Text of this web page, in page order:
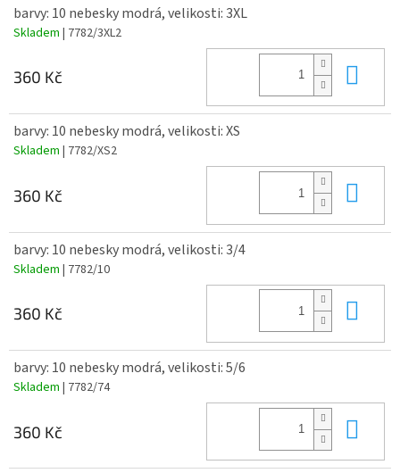
barvy: 10 nebesky modrá, velikosti: 3XL
Skladem | 7782/3XL2
360 Kč
barvy: 10 nebesky modrá, velikosti: XS
Skladem | 7782/XS2
360 Kč
barvy: 10 nebesky modrá, velikosti: 3/4
Skladem | 7782/10
360 Kč
barvy: 10 nebesky modrá, velikosti: 5/6
Skladem | 7782/74
360 Kč